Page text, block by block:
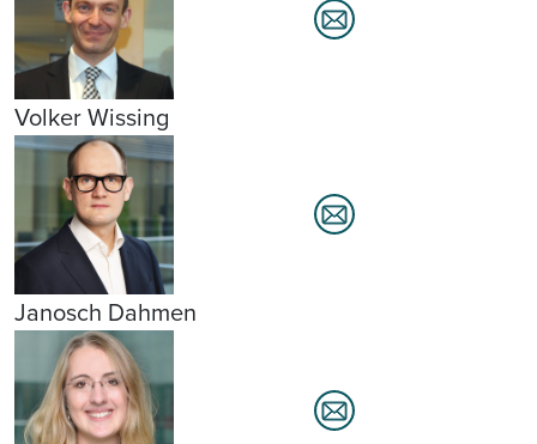
Volker Wissing
Janosch Dahmen